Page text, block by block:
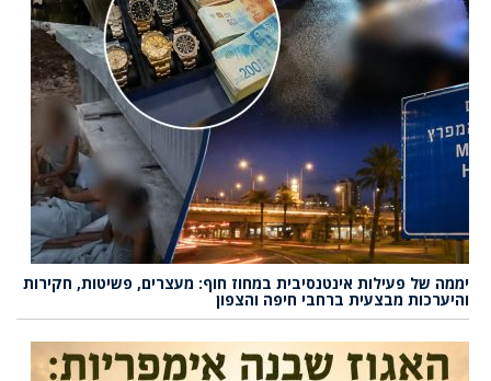
יממה של פעילות אינטנסיבית במחוז חוף: מעצרים, פשיטות, חקירות
והיערכות מבצעית ברחבי חיפה והצפון